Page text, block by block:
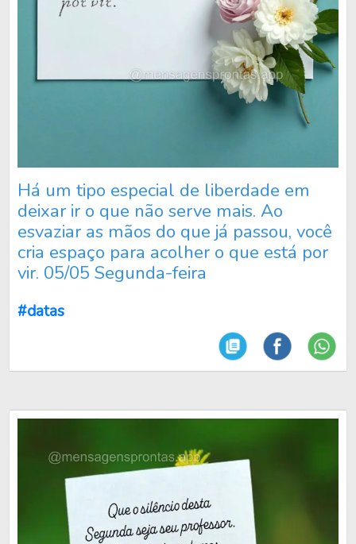
Há um tipo especial de liberdade em
deixar ir o que não serve mais. Ao
esvaziar as mãos do que já passou, você
cria espaço para acolher o que está por
vir. 05/05 Segunda-feira
#datas